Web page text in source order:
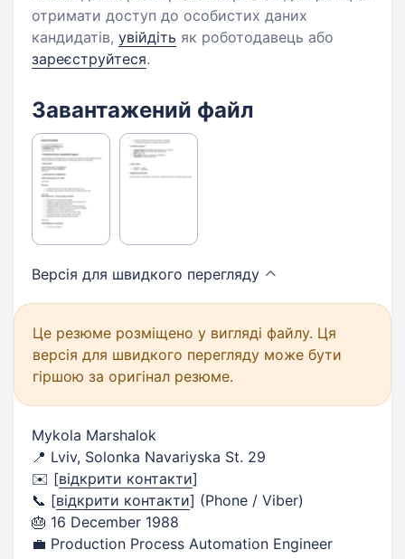
отримати доступ до особистих даних
кандидатів, увійдіть як роботодавець або
зареєструйтеся.
Завантажений файл
Версія для швидкого перегляду
Це резюме розміщено у вигляді файлу. Ця
версія для швидкого перегляду може бути
гіршою за оригінал резюме.
Mykola Marshalok
📍 Lviv, Solonka Navariyska St. 29
✉️ [відкрити контакти]
📞 [відкрити контакти] (Phone / Viber)
🎂 16 December 1988
💼 Production Process Automation Engineer